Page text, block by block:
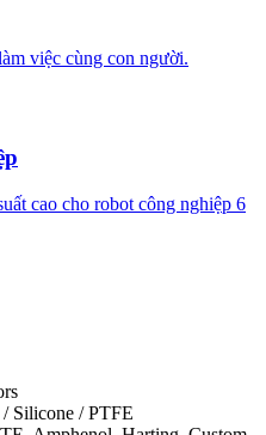
việc cùng con người.
cao cho robot công nghiệp 6
Silicone / PTFE